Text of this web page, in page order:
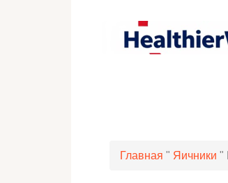
Главная " Яичники "